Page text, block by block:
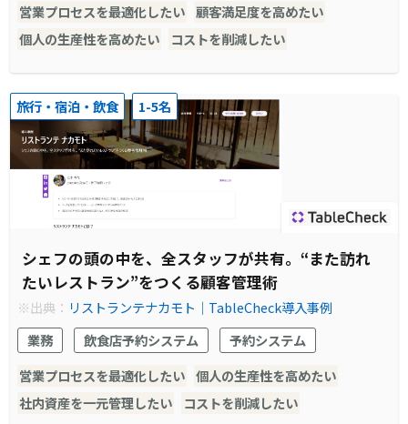
営業プロセスを最適化したい 顧客満足度を高めたい
個人の生産性を高めたい
コストを削減したい
旅行・宿泊・飲食 1-5名
シェフの頭の中を、全スタッフが共有。“また訪れ
たいレストラン”をつくる顧客管理術
※出典： リストランテナカモト｜TableCheck導入事例
業務
飲食店予約システム
予約システム
営業プロセスを最適化したい 個人の生産性を高めたい
社内資産を一元管理したい
コストを削減したい